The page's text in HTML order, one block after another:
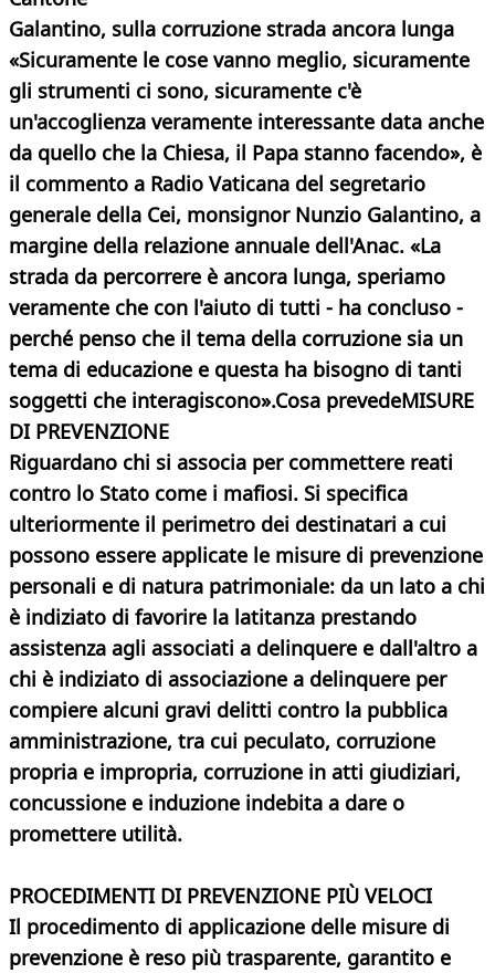
Galantino, sulla corruzione strada ancora lunga
«Sicuramente le cose vanno meglio, sicuramente
gli strumenti ci sono, sicuramente c'è
un'accoglienza veramente interessante data anche
da quello che la Chiesa, il Papa stanno facendo», è
il commento a Radio Vaticana del segretario
generale della Cei, monsignor Nunzio Galantino, a
margine della relazione annuale dell'Anac. «La
strada da percorrere è ancora lunga, speriamo
veramente che con l'aiuto di tutti - ha concluso -
perché penso che il tema della corruzione sia un
tema di educazione e questa ha bisogno di tanti
soggetti che interagiscono».Cosa prevedeMISURE
DI PREVENZIONE
Riguardano chi si associa per commettere reati
contro lo Stato come i mafiosi. Si specifica
ulteriormente il perimetro dei destinatari a cui
possono essere applicate le misure di prevenzione
personali e di natura patrimoniale: da un lato a chi
è indiziato di favorire la latitanza prestando
assistenza agli associati a delinquere e dall'altro a
chi è indiziato di associazione a delinquere per
compiere alcuni gravi delitti contro la pubblica
amministrazione, tra cui peculato, corruzione
propria e impropria, corruzione in atti giudiziari,
concussione e induzione indebita a dare o
promettere utilità.
PROCEDIMENTI DI PREVENZIONE PIÙ VELOCI
Il procedimento di applicazione delle misure di
prevenzione è reso più trasparente, garantito e